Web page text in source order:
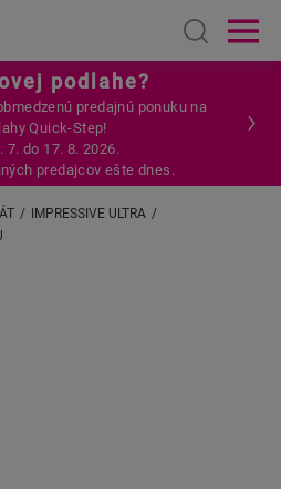
Open
podlahe?
predajnú ponuku na
Quick-Step!
7. do 17. 8. 2026.
predajcov ešte dnes.
IMPRESSIVE ULTRA